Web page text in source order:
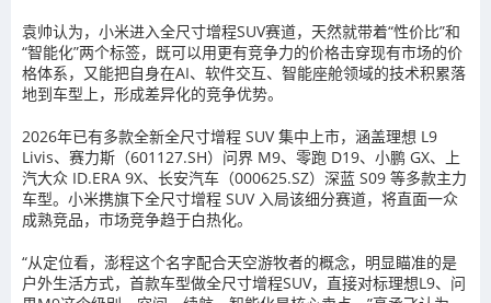
袁帅认为，小米进入全尺寸增程SUV赛道，天然就带着“性价比”和
“智能化”两个标签，既可以用更有竞争力的价格击穿现有市场的价
格体系，又能把自身在AI、软件交互、智能座舱领域的技术积累落
地到车型上，形成差异化的竞争优势。
2026年已有多款全新全尺寸增程 SUV 集中上市，涵盖理想 L9
Livis、 赛力斯（601127.SH） 问界 M9、零跑 D19、小鹏 GX、上
汽大众 ID.ERA 9X、 长安汽车（000625.SZ） 深蓝 S09 等多款主力
车型。小米携旗下全尺寸增程 SUV 入局该细分赛道，将直面一众
成熟竞品，市场竞争趋于白热化。
“从定位看，澎程这个名字配合天空游牧者的概念，明显瞄准的是
户外生活方式，首款车型做全尺寸增程SUV，直接对标理想L9、问